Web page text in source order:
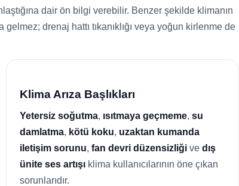
dair ön bilgi verebilir. Benzer şekilde klimanın
drenaj hattı tıkanıklığı veya yoğun kirlenme de
Klima Arıza Başlıkları
Yetersiz soğutma, ısıtmaya geçmeme, su
damlatma, kötü koku, uzaktan kumanda
iletişim sorunu, fan devri düzensizliği ve dış
ünite ses artışı klima kullanıcılarının öne çıkan
sorunlarıdır.